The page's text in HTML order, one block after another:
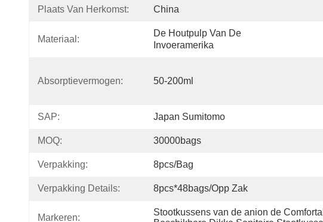
Plaats Van Herkomst: China
Materiaal:
De Houtpulp Van De
Invoeramerika
Absorptievermogen: 50-200ml
SAP: Japan Sumitomo
MOQ: 30000bags
Verpakking: 8pcs/bag
Verpakking Details: 8pcs*48bags/opp Zak
Markeren:
Stootkussens van de anion de